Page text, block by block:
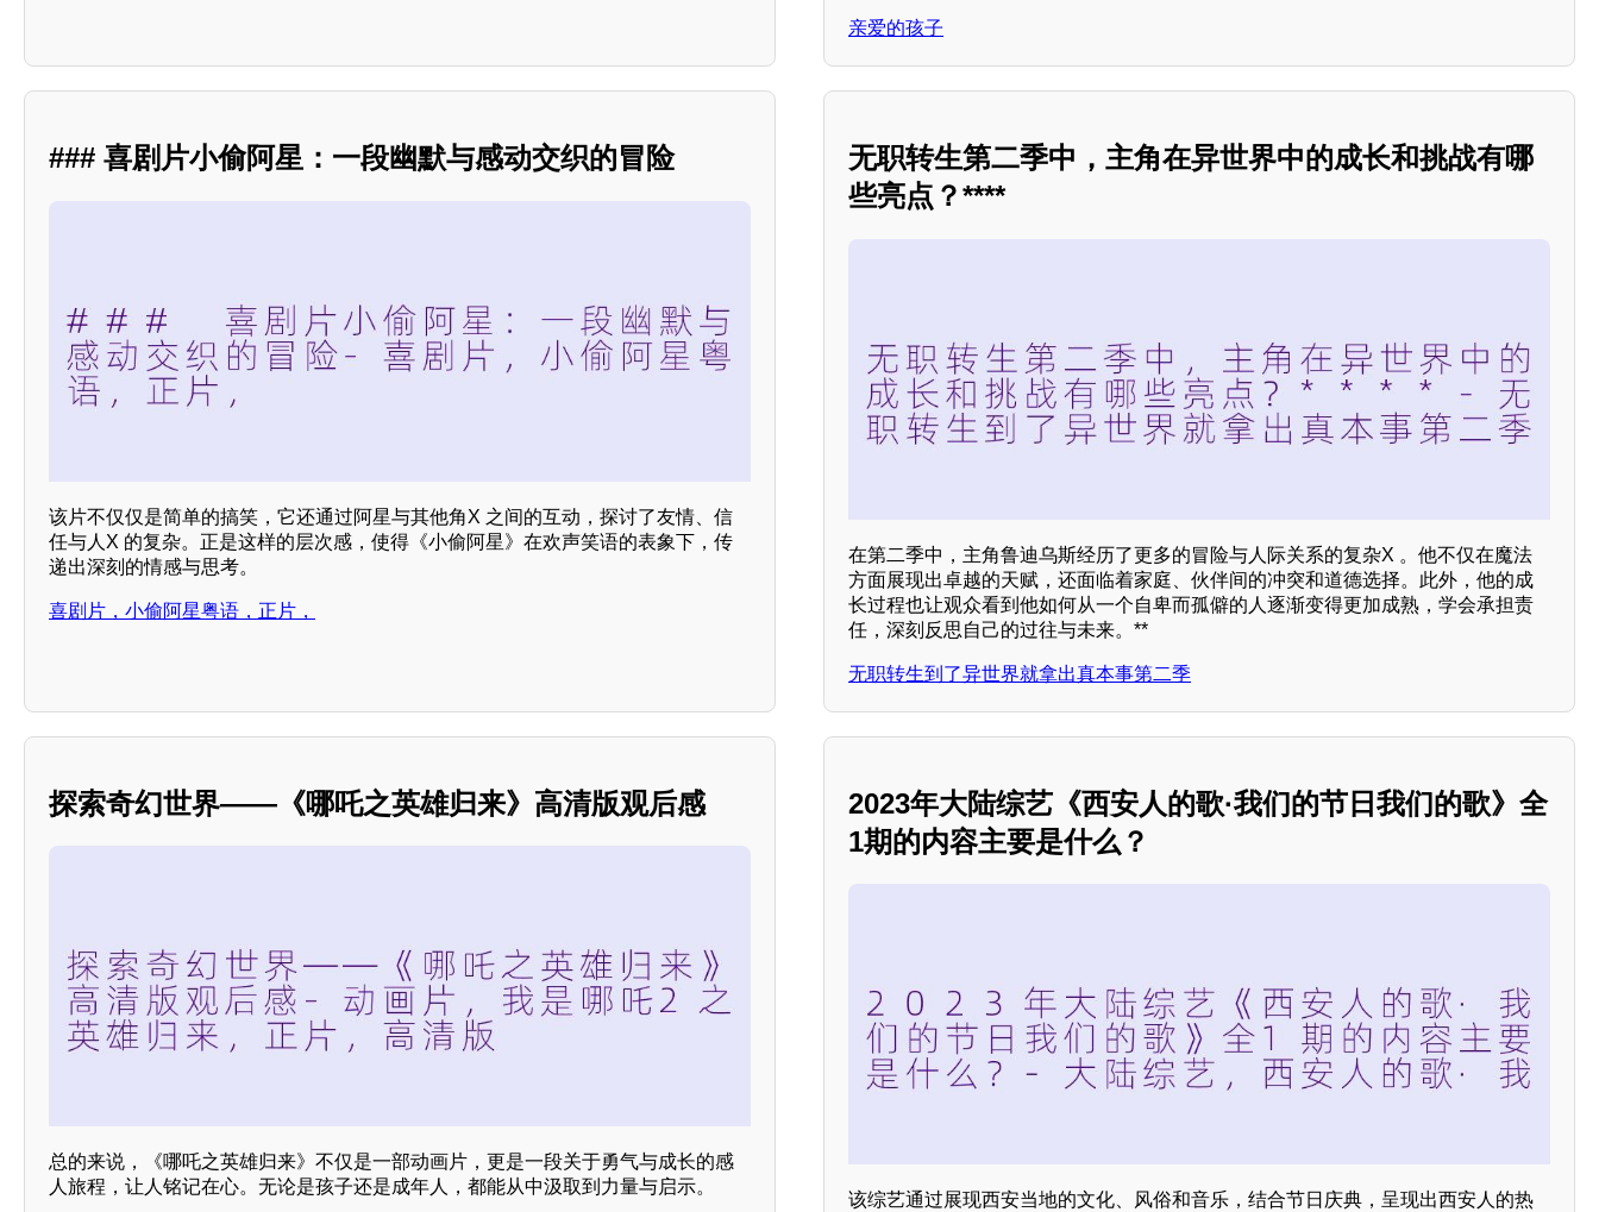
亲爱的孩子
### 喜剧片小偷阿星：一段幽默与感动交织的冒险
该片不仅仅是简单的搞笑，它还通过阿星与其他角X 之间的互动，探讨了友情、信
任与人X 的复杂。正是这样的层次感，使得《小偷阿星》在欢声笑语的表象下，传
递出深刻的情感与思考。
喜剧片，小偷阿星粤语，正片，
无职转生第二季中，主角在异世界中的成长和挑战有哪
些亮点？****
在第二季中，主角鲁迪乌斯经历了更多的冒险与人际关系的复杂X 。他不仅在魔法
方面展现出卓越的天赋，还面临着家庭、伙伴间的冲突和道德选择。此外，他的成
长过程也让观众看到他如何从一个自卑而孤僻的人逐渐变得更加成熟，学会承担责
任，深刻反思自己的过往与未来。**
无职转生到了异世界就拿出真本事第二季
探索奇幻世界——《哪吒之英雄归来》高清版观后感
总的来说，《哪吒之英雄归来》不仅是一部动画片，更是一段关于勇气与成长的感
人旅程，让人铭记在心。无论是孩子还是成年人，都能从中汲取到力量与启示。
2023年大陆综艺《西安人的歌·我们的节日我们的歌》全
1期的内容主要是什么？
该综艺通过展现西安当地的文化、风俗和音乐，结合节日庆典，呈现出西安人的热